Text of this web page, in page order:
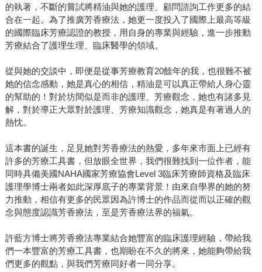
的執著，不斷的嘗試將精油與她的護理、顧問諮詢工作更多的結
合在一起。為了推廣芳香療法，她更一度投入了國際上最高等級
的國際臨床芳療認證的教授，用自身的專業與經驗，進一步推動
芳療結合了護理生理、臨床醫學的領域。
從與她的交談中，即便是從事芳療教育20餘年的我，也很難不被
她的信念感動，她是真心的相信，精油是可以真正帶給人身心靈
的幫助的！對於坊間似是而非的護理、芳療觀念，她也有諸多見
解，對於導正大眾對於護理、芳療知識觀念，她真是有著過人的
熱忱。
這本書的誕生，足見她對芳香療法的熱愛，多年來市面上已經有
許多的芳療工具書，但放眼全世界，我們很難找到一位作者，能
同時具備美國NAHA國家芳療協會Level 3臨床芳療師資格及臨床
護理學博士兩者如此深厚底子的專業背景！由來自學界的她的努
力推動，相信有更多的民眾因為許博士的作品而從而以正確的觀
念與態度認識芳香療法，至是芳香療法界的福氣。
許藍方博士將芳香療法專業結合她豐富的臨床護理經驗，帶給我
們一本豐富的芳療工具書，也期盼在不久的將來，她能夠帶給我
們更多的觀點，與我們芳療同好者一同分享。